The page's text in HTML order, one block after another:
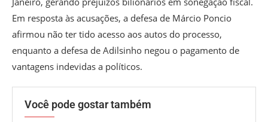
Em resposta às acusações, a defesa de Márcio Poncio
afirmou não ter tido acesso aos autos do processo,
enquanto a defesa de Adilsinho negou o pagamento de
vantagens indevidas a políticos.
Você pode gostar também